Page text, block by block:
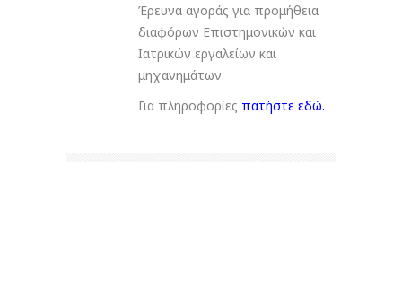
Έρευνα αγοράς για προμήθεια
διαφόρων Επιστημονικών και
Ιατρικών εργαλείων και
μηχανημάτων.
Για πληροφορίες πατήστε εδώ.